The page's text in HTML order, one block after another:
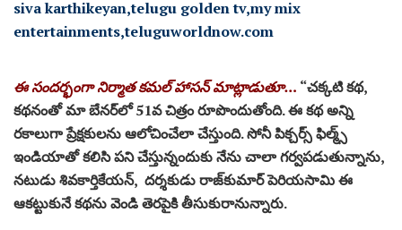
ఈ సంద‌ర్భంగా నిర్మాత కమల్ హాసన్ మాట్లాడుతూ… “చక్కటి క‌థ‌,
కథనంతో మా బేన‌ర్‌లో 51వ చిత్రం రూపొందుతోంది. ఈ కథ అన్ని
ర‌కాలుగా ప్రేక్షకులను ఆలోచించేలా చేస్తుంది. సోనీ పిక్చర్స్ ఫిల్మ్స్
ఇండియాతో కలిసి పని చేస్తున్నందుకు నేను చాలా గర్వపడుతున్నాను,
నటుడు శివకార్తికేయన్, దర్శకుడు రాజ్‌కుమార్ పెరియసామి ఈ
ఆకట్టుకునే కథను వెండి తెరపైకి తీసుకురానున్నారు.